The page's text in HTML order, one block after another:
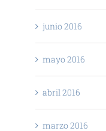
junio 2016
mayo 2016
abril 2016
marzo 2016